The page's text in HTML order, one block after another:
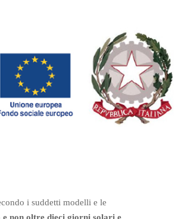
i suddetti modelli e le